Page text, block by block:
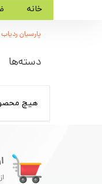
خانه
پارسیان ردیاب
دسته‌ها
هیچ